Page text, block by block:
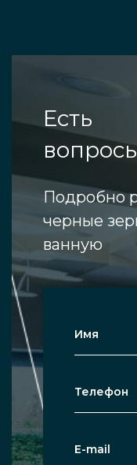
Есть
Подробно
черные
ванную